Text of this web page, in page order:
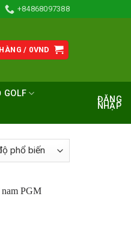
+84868097388
/ 0VND
GOLF
ĐĂNG
NHẬP